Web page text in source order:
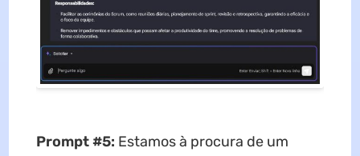
Prompt #5: Estamos à procura de um